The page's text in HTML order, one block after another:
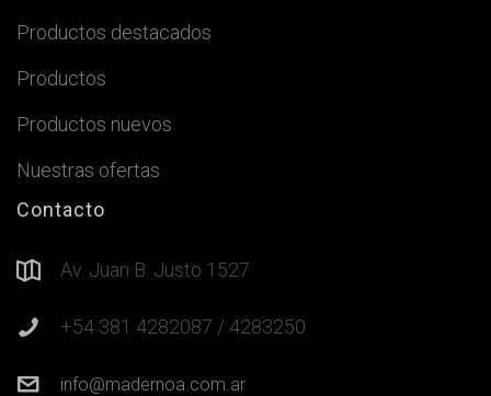
Productos destacados
Productos
Productos nuevos
Nuestras ofertas
Contacto
Av. Juan B. Justo 1527
+54 381 4282087 / 4283250
info@madernoa.com.ar